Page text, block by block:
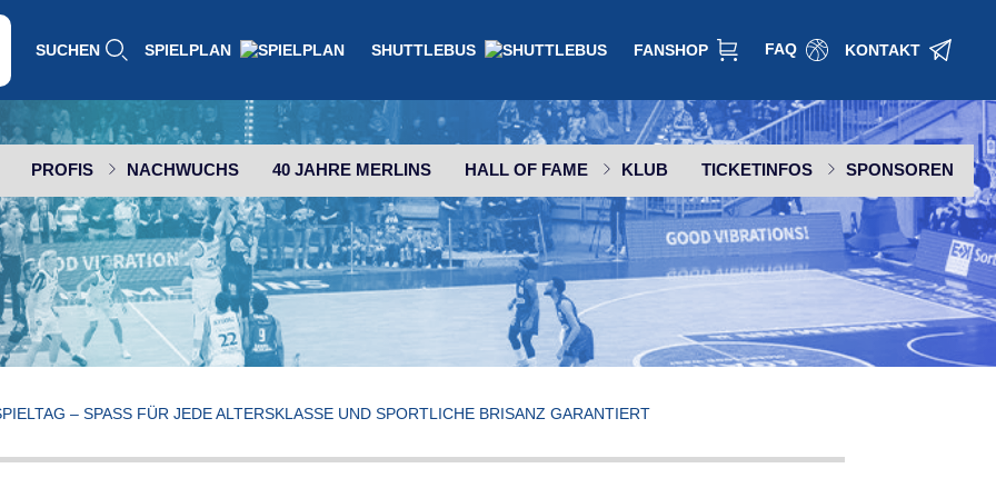
SUCHEN SPIELPLAN SHUTTLEBUS FANSHOP FAQ KONTAKT
PROFIS NACHWUCHS 40 JAHRE MERLINS HALL OF FAME KLUB TICKETINFOS SPONSOREN
SPONSOR WERDEN
– SPASS FÜR JEDE ALTERSKLASSE UND SPORTLICHE BRISANZ GARANTIERT